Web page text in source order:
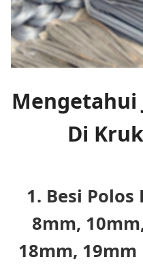
Mengetahui
Di
1. Besi
8mm,
18mm,